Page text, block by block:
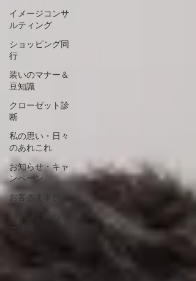
イメージコンサ
ルティング
ショッピング同
行
装いのマナー＆
豆知識
クローゼット診
断
私の思い・日々
のあれこれ
お知らせ・キャ
ンペーン
お客さま事例
パーソナルカラ
ー診断